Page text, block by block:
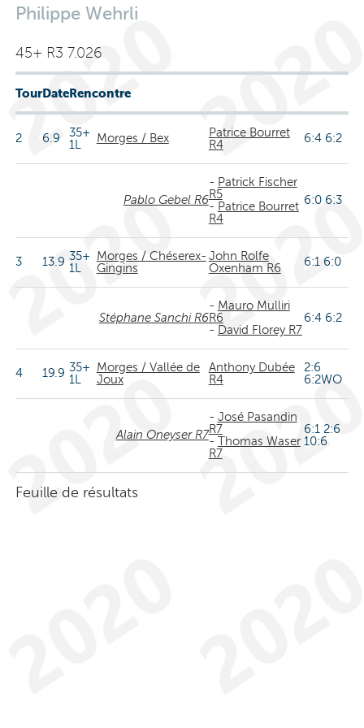
Philippe Wehrli
45+ R3 7.026
TourDateRencontre
2 6.9
35+
1L
Morges / Bex
Patrice Bourret
R4
6:4 6:2
Pablo Gebel R6
- Patrick Fischer
R5
- Patrice Bourret
R4
6:0 6:3
3 13.9 35+
1L
Morges / Chéserex-
Gingins
John Rolfe
Oxenham R6
6:1 6:0
Stéphane Sanchi R6
- Mauro Mulliri
R6
- David Florey R7
6:4 6:2
4 19.9 35+
1L
Morges / Vallée de
Joux
Anthony Dubée
R4
2:6
6:2WO
Alain Oneyser R7
- José Pasandin
R7
- Thomas Waser
R7
6:1 2:6
10:6
Feuille de résultats